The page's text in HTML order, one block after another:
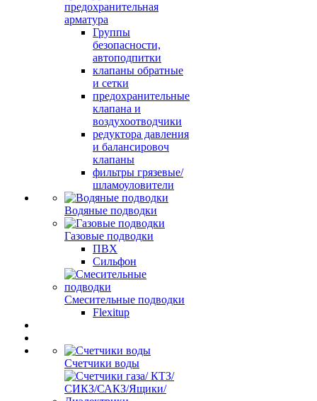
предохранительная
арматура
Группы
безопасности,
автоподпитки
клапаны обратные
и сетки
предохранительные
клапана и
воздухоотводчики
редуктора давления
и балансировоч
клапаны
фильтры грязевые/
шламоуловители
Водяные подводки
Газовые подводки
ПВХ
Сильфон
Смесительные подводки
Flexitup
Счетчики воды